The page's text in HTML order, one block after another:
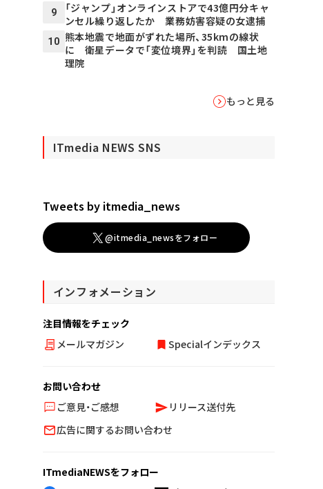
9
「ジャンプ」オンラインストアで43億円分キャ
ンセル繰り返したか 業務妨害容疑の女逮捕
10 熊本地震で地面がずれた場所、35kmの線状
に 衛星データで「変位境界」を判読 国土地
理院
もっと見る
ITmedia NEWS SNS
Tweets by itmedia_news
@itmedia_newsをフォロー
インフォメーション
注目情報をチェック
メールマガジン
Specialインデックス
お問い合わせ
ご意見・ご感想
リリース送付先
広告に関するお問い合わせ
ITmediaNEWSをフォロー